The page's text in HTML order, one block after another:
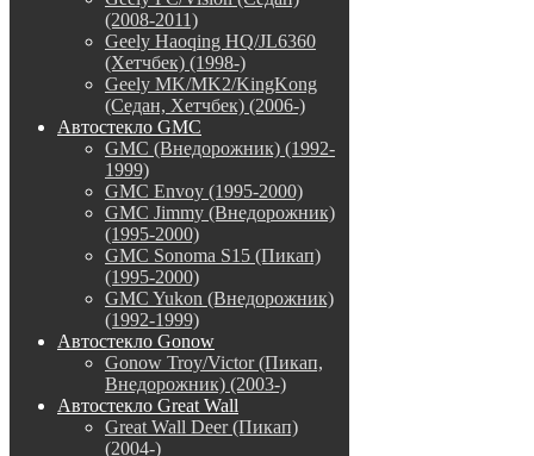
(2008-2011)
Geely Haoqing HQ/JL6360
(Хетчбек) (1998-)
Geely MK/MK2/KingKong
(Седан, Хетчбек) (2006-)
Автостекло GMC
GMC (Внедорожник) (1992-
1999)
GMC Envoy (1995-2000)
GMC Jimmy (Внедорожник)
(1995-2000)
GMC Sonoma S15 (Пикап)
(1995-2000)
GMC Yukon (Внедорожник)
(1992-1999)
Автостекло Gonow
Gonow Troy/Victor (Пикап,
Внедорожник) (2003-)
Автостекло Great Wall
Great Wall Deer (Пикап)
(2004-)